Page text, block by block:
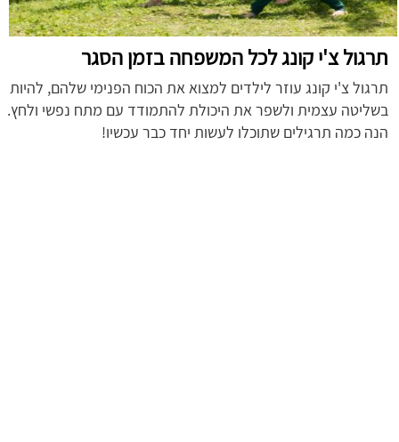
תרגול צ'י קונג לכל המשפחה בזמן הסגר
תרגול צ'י קונג עוזר לילדים למצוא את הכוח הפנימי שלהם, להיות
בשליטה עצמית ולשפר את היכולת להתמודד עם מתח נפשי ולחץ.
הנה כמה תרגילים שתוכלו לעשות יחד כבר עכשיו!